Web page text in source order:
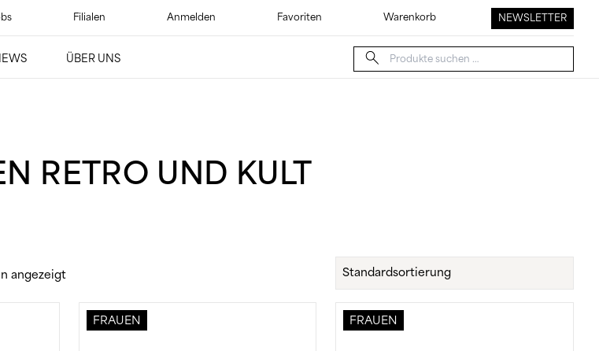
Filialen Anmelden Favoriten Warenkorb NEWSLETTER
ÜBER UNS
Suche
nach:
RETRO UND KULT
angezeigt
FRAUEN FRAUEN